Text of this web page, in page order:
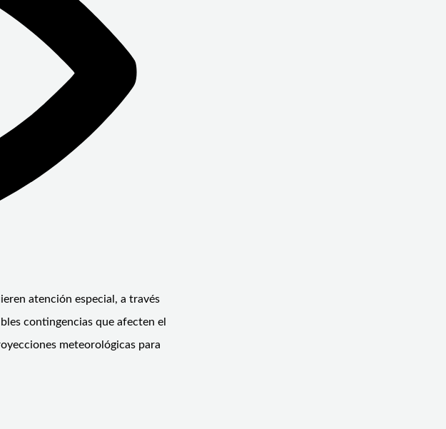
atención especial, a través
contingencias que afecten el
meteorológicas para